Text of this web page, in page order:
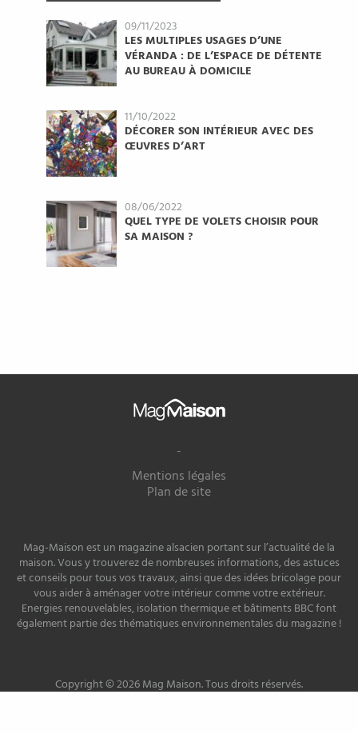
09/11/2023
LES MULTIPLES USAGES D’UNE
VÉRANDA : DE L’ESPACE DE DÉTENTE
AU BUREAU À DOMICILE
11/10/2022
DÉCORER SON INTÉRIEUR AVEC DES
ŒUVRES D’ART
08/06/2022
QUEL TYPE DE VOLETS CHOISIR POUR
SA MAISON ?
Mag
Maison
-
Mentions légales
Plan de site
Mag-Maison est un magazine alsacien portant sur l’actualité de la
maison. Vous y trouverez de nombreuses informations, des astuces
et conseils pour tous vos travaux, ainsi que des idées bricolage pour
vous aider à aménager votre intérieur comme votre extérieur.
Energies renouvelables, isolation thermique et bâtiments BBC font
également partie des thématiques environnementales du magazine !
Copyright © 2026 Mag Maison. Tous droits réservés.